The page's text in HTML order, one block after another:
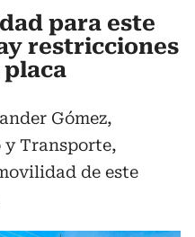
para este
restricciones
placa
Gómez,
Transporte,
de este